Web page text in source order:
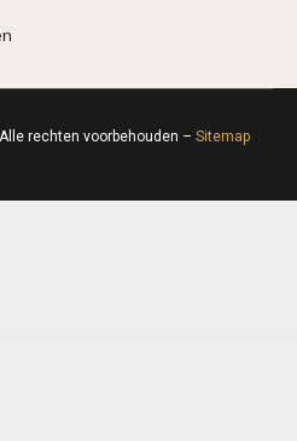
rechten voorbehouden – Sitemap